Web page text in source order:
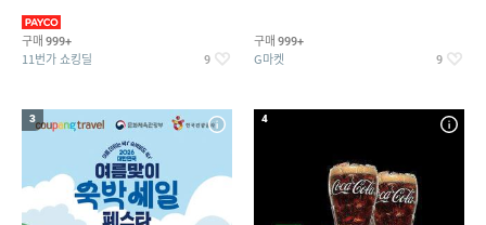
구매 999+
11번가 쇼킹딜 9
구매 999+
G마켓 9
3 4